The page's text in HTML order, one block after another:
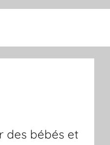
des bébés et